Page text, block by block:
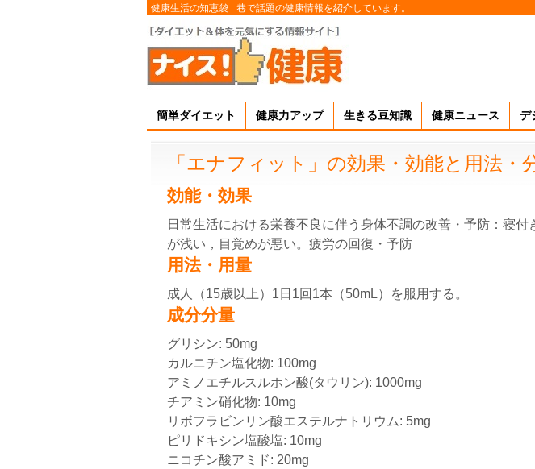
健康生活の知恵袋 巷で話題の健康情報を紹介しています。
簡単ダイエット 健康力アップ 生きる豆知識 健康ニュース デ
「エナフィット」の効果・効能と用法・
効能・効果
日常生活における栄養不良に伴う身体不調の改善・予防：寝付
が浅い，目覚めが悪い。疲労の回復・予防
用法・用量
成人（15歳以上）1日1回1本（50mL）を服用する。
成分分量
グリシン: 50mg
カルニチン塩化物: 100mg
アミノエチルスルホン酸(タウリン): 1000mg
チアミン硝化物: 10mg
リボフラビンリン酸エステルナトリウム: 5mg
ピリドキシン塩酸塩: 10mg
ニコチン酸アミド: 20mg